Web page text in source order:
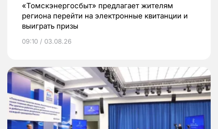
«Томскэнергосбыт» предлагает жителям
региона перейти на электронные квитанции и
выиграть призы
09:10 / 03.08.26